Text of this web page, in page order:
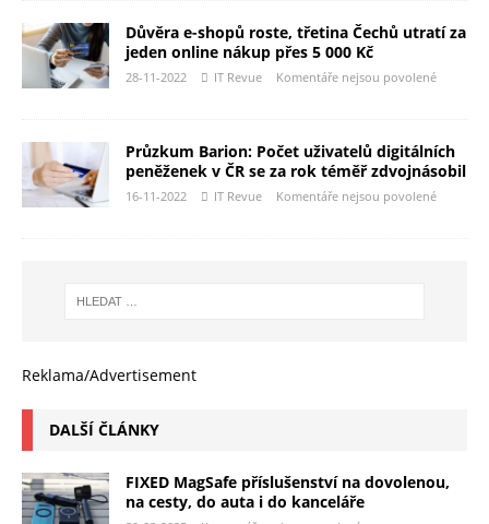
Důvěra e-shopů roste, třetina Čechů utratí za
jeden online nákup přes 5 000 Kč
28-11-2022 IT Revue Komentáře nejsou povolené
Průzkum Barion: Počet uživatelů digitálních
peněženek v ČR se za rok téměř zdvojnásobil
16-11-2022 IT Revue Komentáře nejsou povolené
Reklama/Advertisement
DALŠÍ ČLÁNKY
FIXED MagSafe příslušenství na dovolenou,
na cesty, do auta i do kanceláře